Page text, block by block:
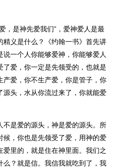
，是神先爱我们”，爱神爱人是最
精义是什么？《约翰一书》首先讲
一个人你能够爱神，你能够爱人
了爱，你一定是先领受的，也就是
产爱，你不生产爱，你是管子，你
源头，水从你流过来了，你就能爱
不是爱的源头，神是爱的源头。所
候，你也是先领受了爱，用神的爱
爱里的，就是住在神里面。我们之
么？就是信。我信我就吃到了，我